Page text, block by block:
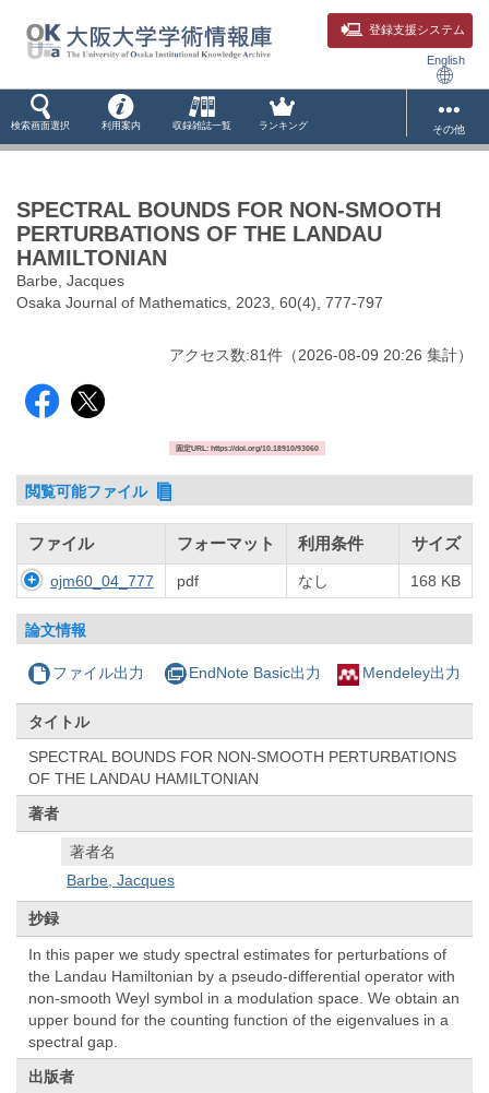
登録支援システム
English
検索画面選択 利用案内 収録雑誌一覧 ランキング その他
SPECTRAL BOUNDS FOR NON-SMOOTH
PERTURBATIONS OF THE LANDAU
HAMILTONIAN
Barbe, Jacques
Osaka Journal of Mathematics, 2023, 60(4), 777-797
アクセス数:81件 （2026-08-09 20:26 集計）
固定URL: https://doi.org/10.18910/93060
閲覧可能ファイル
ファイル フォーマット 利用条件 サイズ
ojm60_04_777 pdf なし 168 KB
論文情報
ファイル出力 EndNote Basic出力 Mendeley出力
タイトル
SPECTRAL BOUNDS FOR NON-SMOOTH PERTURBATIONS
OF THE LANDAU HAMILTONIAN
著者
著者名
Barbe, Jacques
抄録
In this paper we study spectral estimates for perturbations of
the Landau Hamiltonian by a pseudo-differential operator with
non-smooth Weyl symbol in a modulation space. We obtain an
upper bound for the counting function of the eigenvalues in a
spectral gap.
出版者